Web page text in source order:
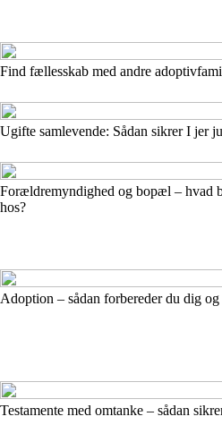
Find fællesskab med andre
Ugifte samlevende: Sådan sikrer I jer
Forældremyndighed og bopæl – hvad
hos?
Adoption – sådan forbereder du dig
Testamente med omtanke – sådan